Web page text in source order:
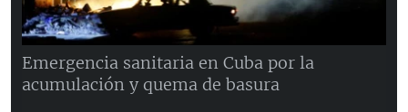
Emergencia sanitaria en Cuba por la
acumulación y quema de basura